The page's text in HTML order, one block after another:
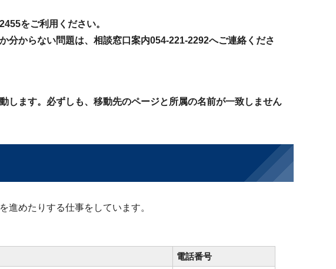
をご利用ください。
分からない問題は、相談窓口案内054-221-2292へご連絡くださ
します。必ずしも、移動先のページと所属の名前が一致しません
進めたりする仕事をしています。
電話番号